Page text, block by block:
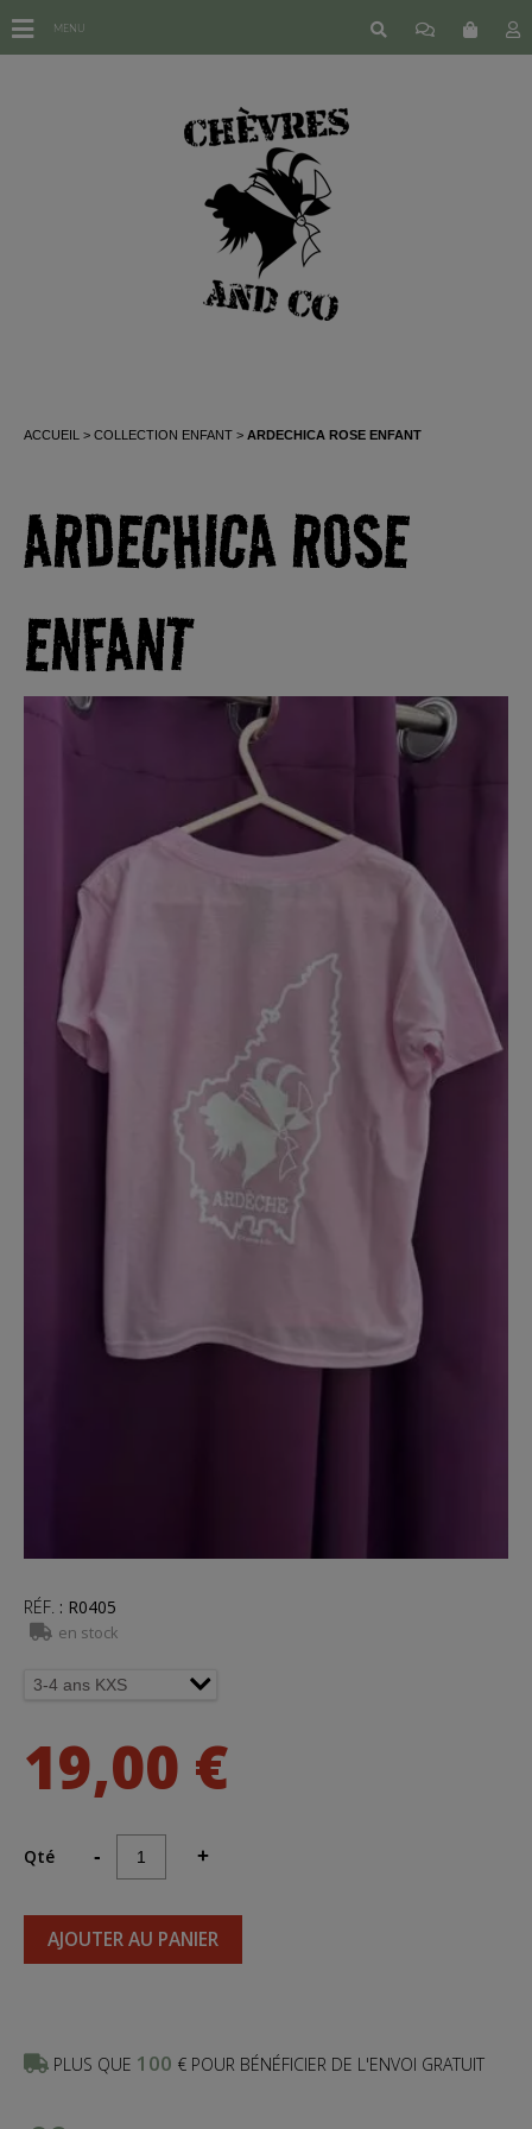
ACCUEIL COLLECTION ENFANT ARDECHICA ROSE ENFANT
ARDECHICA ROSE
ENFANT
RÉF. : R0405
en stock
19,00 €
Qté - +
AJOUTER AU PANIER
PLUS QUE 100 € POUR BÉNÉFICIER DE L'ENVOI GRATUIT
MENU